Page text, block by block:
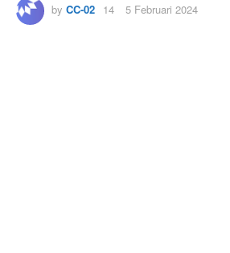
by CC-02 5 Februari 2024